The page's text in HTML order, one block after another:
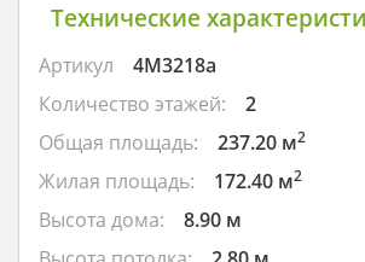
Технические
Артикул
4M3218a
Количество этажей:
2
Общая площадь:
237.20 м2
Жилая площадь: 172.40 м2
Высота дома:
8.90 м